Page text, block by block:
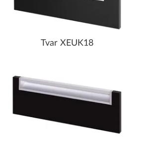
Tvar XEUK18